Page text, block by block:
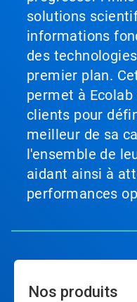
solutions
informations
des
premier plan.
permet à
clients pour
meilleur de sa
l'ensemble de
aidant ainsi à
performances
Nos produits